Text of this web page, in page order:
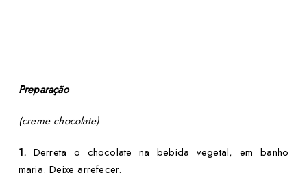
Preparação
(creme chocolate)
1. Derreta o chocolate na bebida vegetal, em banho
maria. Deixe arrefecer.